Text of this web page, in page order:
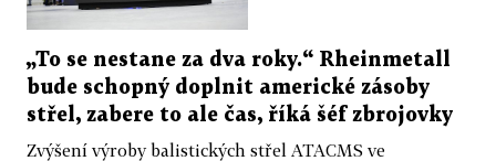
„To se nestane za dva roky.“ Rheinmetall
bude schopný doplnit americké zásoby
střel, zabere to ale čas, říká šéf zbrojovky
Zvýšení výroby balistických střel ATACMS ve